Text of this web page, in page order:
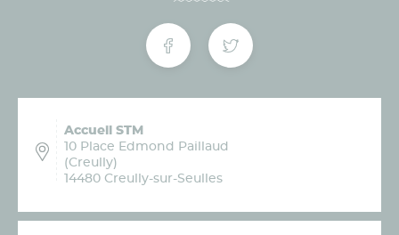
Accueil STM
10 Place Edmond Paillaud
(Creully)
14480 Creully-sur-Seulles